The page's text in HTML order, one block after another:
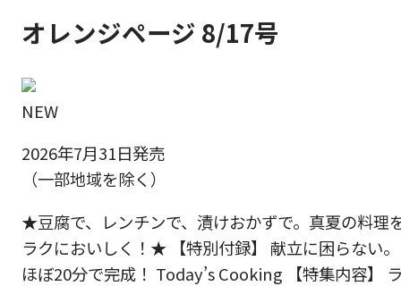
オレンジページ 8/17号
NEW
2026年7月31日発売
（一部地域を除く）
★豆腐で、レンチンで、漬けおかずで。真夏の料理
ラクにおいしく！★ 【特別付録】 献立に困らない。
ほぼ20分で完成！ Today’s Cooking 【特集内容】